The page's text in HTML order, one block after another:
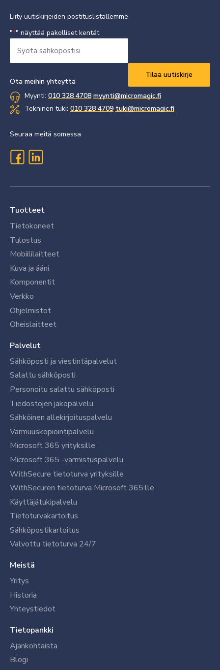
Liity uutiskirjeiden postituslistallemme
"*" näyttää pakolliset kentät
sähköpostisi
Ota meihin yhteyttä
Myynti: 010 328 4708 myynti@micromagic.fi
Tekninen tuki: 010 328 4709 tuki@micromagic.fi
Seuraa meitä somessa
Tuotteet
Tietokoneet
Tulostus
Mobiililaitteet
Kuva ja ääni
Komponentit
Verkko
Ohjelmistot
Oheislaitteet
Palvelut
Sähköposti ja viestintäpalvelut
Salattu sähköposti
Personoitu salattu sähköposti
Tiedostojen jakopalvelu
Sähköinen allekirjoituspalvelu
Varmuuskopiointipalvelu
Microsoft 365 yrityksille
Microsoft 365 -varmistuspalvelu
WithSecure tietoturva yrityksille
WithSecuren tietoturva Microsoft 365:lle
Käyttäjätukipalvelu
Tietoturvakartoitus
Sähköpostikartoitus
Valvottu tietoturva 24/7
Meistä
Yritys
Historia
Yhteystiedot
Tietopankki
Ajankohtaista
Blogi